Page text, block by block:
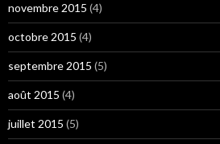
novembre 2015 (4)
octobre 2015 (4)
septembre 2015 (5)
août 2015 (4)
juillet 2015 (5)